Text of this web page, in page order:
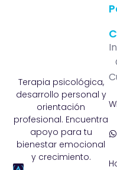
Terapia psicológica,
desarrollo personal y
orientación
profesional. Encuentra
apoyo para tu
bienestar emocional
y crecimiento.